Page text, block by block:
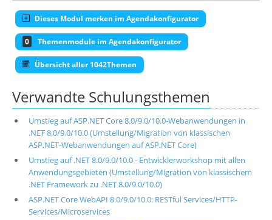
Dieses Modul merken im Agendakonfigurator
0 Themenmodule im Agendakonfigurator
Übersicht aller 1042Themen
Verwandte Schulungsthemen
Umstieg auf ASP.NET Core 8.0/9.0/10.0-Webanwendungen in
.NET 8.0/9.0/10.0 (Umstellung/Migration von klassischen
ASP.NET-Webanwendungen auf ASP.NET Core)
Umstieg auf .NET 8.0/9.0/10.0 - Entwicklerworkshop mit allen
Anwendungsgebieten (Umstellung/Migration von klassischem
.NET Framework zu .NET 8.0/9.0/10.0)
ASP.NET Core WebAPI 8.0/9.0/10.0: RESTful Services/HTTP-
Services/Microservices